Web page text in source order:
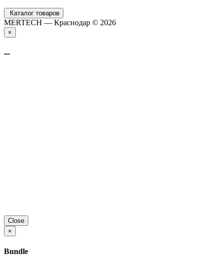
Каталог товаров
MERTECH — Краснодар © 2026
×
...
Close
×
Bundle